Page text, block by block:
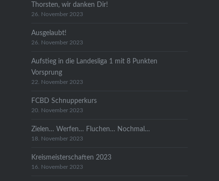
Thorsten, wir danken Dir!
26. November 2023
Ausgelaubt!
26. November 2023
Aufstieg in die Landesliga 1 mit 8 Punkten
Vorsprung
22. November 2023
FCBD Schnupperkurs
20. November 2023
Zielen… Werfen… Fluchen… Nochmal…
18. November 2023
Kreismeisterschaften 2023
16. November 2023